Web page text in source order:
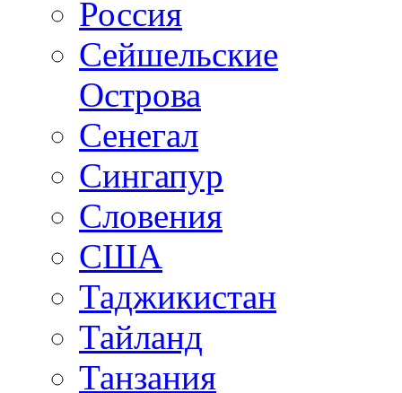
Россия
Сейшельские
Острова
Сенегал
Сингапур
Словения
США
Таджикистан
Тайланд
Танзания